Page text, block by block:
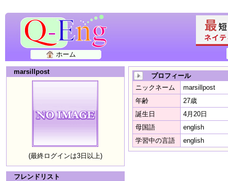
ホーム
marsillpost
(最終ログインは3日以上)
フレンドリスト
プロフィール
ニックネーム
marsillpost
年齢
27歳
誕生日
4月20日
母国語
english
学習中の言語
english